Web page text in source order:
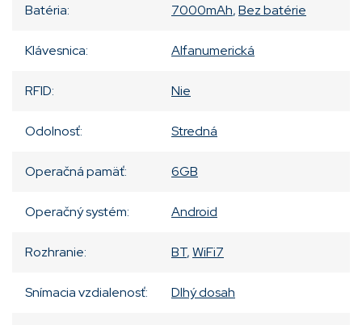
Batéria: 7000mAh,Bez batérie
Klávesnica: Alfanumerická
RFID: Nie
Odolnosť: Stredná
Operačná pamäť: 6GB
Operačný systém: Android
Rozhranie: BT,WiFi7
Snímacia vzdialenosť: Dlhý dosah